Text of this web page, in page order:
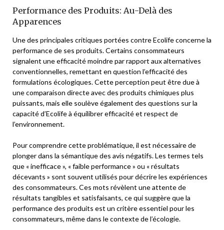
Performance des Produits: Au-Delà des
Apparences
Une des principales critiques portées contre Ecolife concerne la
performance de ses produits. Certains consommateurs
signalent une efficacité moindre par rapport aux alternatives
conventionnelles, remettant en question l’efficacité des
formulations écologiques. Cette perception peut être due à
une comparaison directe avec des produits chimiques plus
puissants, mais elle soulève également des questions sur la
capacité d’Ecolife à équilibrer efficacité et respect de
l’environnement.
Pour comprendre cette problématique, il est nécessaire de
plonger dans la sémantique des avis négatifs. Les termes tels
que « inefficace », « faible performance » ou « résultats
décevants » sont souvent utilisés pour décrire les expériences
des consommateurs. Ces mots révèlent une attente de
résultats tangibles et satisfaisants, ce qui suggère que la
performance des produits est un critère essentiel pour les
consommateurs, même dans le contexte de l’écologie.